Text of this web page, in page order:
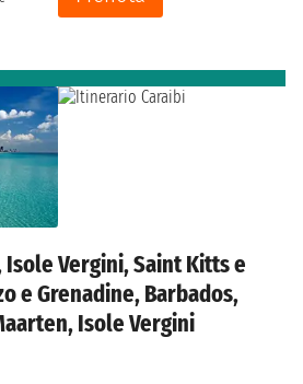
Vergini, Saint Kitts e
e Grenadine, Barbados,
Isole Vergini